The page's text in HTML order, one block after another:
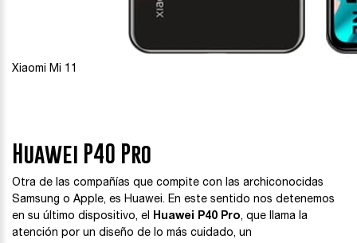
Xiaomi Mi 11
Huawei P40 Pro
Otra de las compañías que compite con las archiconocidas
Samsung o Apple, es Huawei. En este sentido nos detenemos
en su último dispositivo, el Huawei P40 Pro, que llama la
atención por un diseño de lo más cuidado, un